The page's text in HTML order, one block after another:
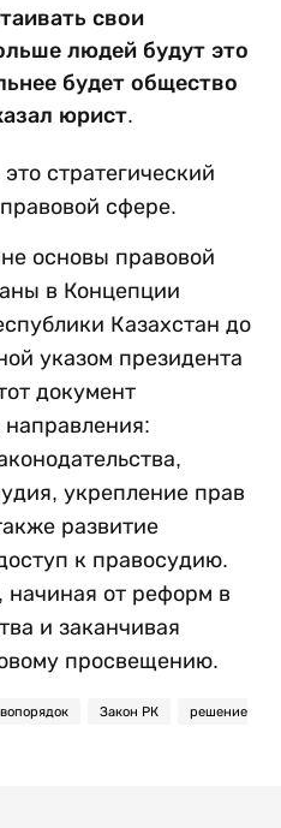
свои
людей будут это
будет общество
юрист.
стратегический
сфере.
основы правовой
в Концепции
Казахстан до
указом президента
документ
укрепление прав
развитие
к правосудию.
от реформ в
и заканчивая
просвещению.
Закон РК решение